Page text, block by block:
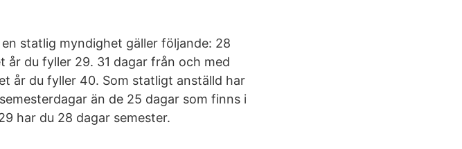
statlig myndighet gäller följande: 28
år du fyller 29. 31 dagar från och med
år du fyller 40. Som statligt anställd har
än de 25 dagar som finns i
har du 28 dagar semester.